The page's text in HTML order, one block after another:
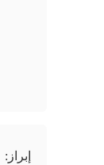
إبراز: